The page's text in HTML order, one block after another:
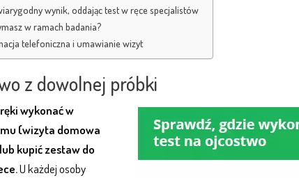
wynik, oddając test w ręce specjalistów
w ramach badania?
telefoniczna i umawianie wizyt
z dowolnej próbki
wykonać w
(wizyta domowa
kupić zestaw do
U każdej osoby